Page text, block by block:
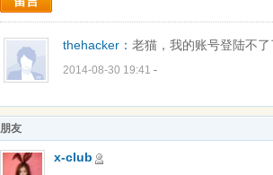
thehacker： 老猫，我的账号登陆不
2014-08-30 19:41 -
朋友
x-club